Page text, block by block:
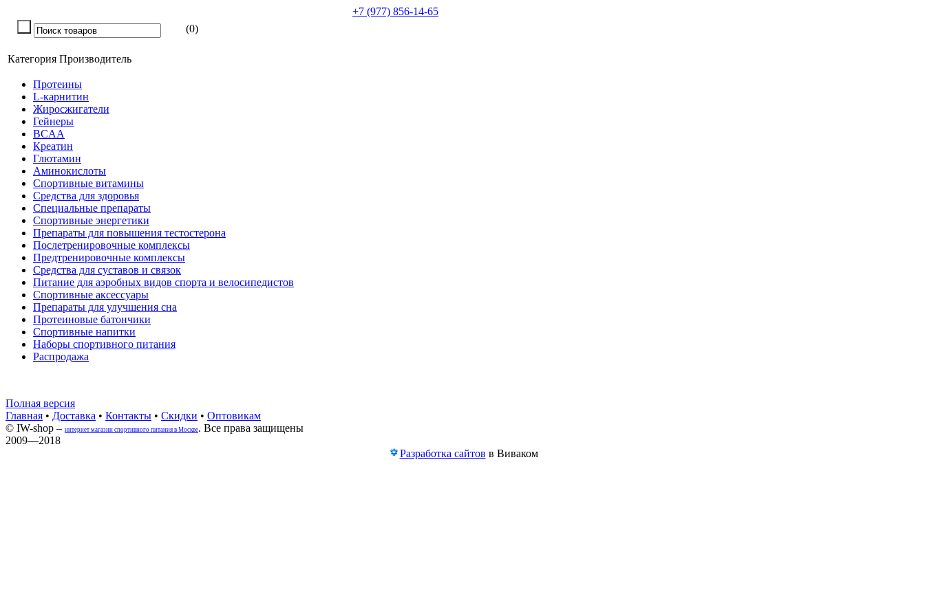
+7 (977) 856-14-65
(0)
Категория Производитель
Протеины
L-карнитин
Жиросжигатели
Гейнеры
BCAA
Креатин
Глютамин
Аминокислоты
Спортивные витамины
Средства для здоровья
Специальные препараты
Спортивные энергетики
Препараты для повышения тестостерона
Послетренировочные комплексы
Предтренировочные комплексы
Средства для суставов и связок
Питание для аэробных видов спорта и велосипедистов
Спортивные аксессуары
Препараты для улучшения сна
Протеиновые батончики
Спортивные напитки
Наборы спортивного питания
Распродажа
Полная версия
Главная • Доставка • Контакты • Скидки • Оптовикам
© IW-shop – интернет магазин спортивного питания в Москве. Все права защищены
2009—2018
Разработка сайтов в Виваком